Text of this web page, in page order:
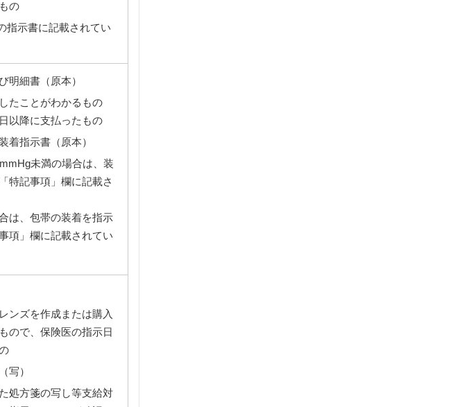
の
指示書に記載されてい
明細書（原本）
たことがわかるもの
以降に支払ったもの
着指示書（原本）
未満の場合は、装
特記事項」欄に記載さ
は、包帯の装着を指示
項」欄に記載されてい
ンズを作成または購入
ので、保険医の指示日
写）
処方箋の写し等支給対